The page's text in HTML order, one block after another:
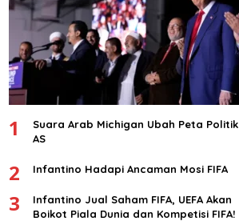
1
Suara Arab Michigan Ubah Peta Politik
AS
2 Infantino Hadapi Ancaman Mosi FIFA
3
Infantino Jual Saham FIFA, UEFA Akan
Boikot Piala Dunia dan Kompetisi FIFA!